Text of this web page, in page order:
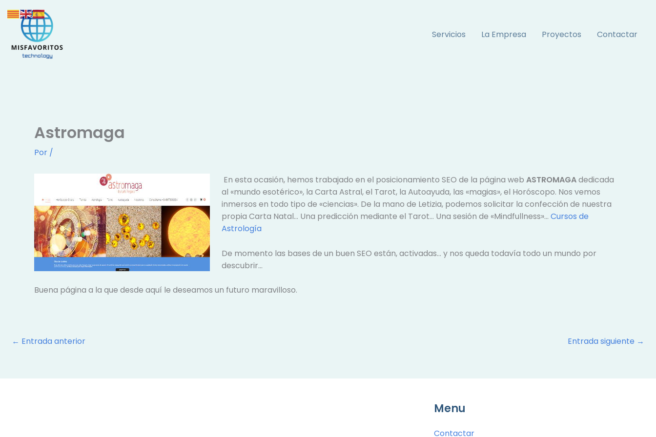
contenido
Servicios La Empresa Proyectos Contactar
Astromaga
Por /
En esta ocasión, hemos trabajado en el posicionamiento SEO de la página web ASTROMAGAdedicada
al «mundo esotérico», la Carta Astral, el Tarot, la Autoayuda, las «magias», el Horóscopo. Nos vemos
inmersos en todo tipo de «ciencias». De la mano de Letizia, podemos solicitar la confección de nuestra
propia Carta Natal… Una predicción mediante el Tarot… Una sesión de «Mindfullness»… Cursos de
Astrología
De momento las bases de un buen SEO están, activadas… y nos queda todavía todo un mundo por
descubrir…
Buena página a la que desde aquí le deseamos un futuro maravilloso.
← Entrada anterior Entrada siguiente →
Menu
Contactar